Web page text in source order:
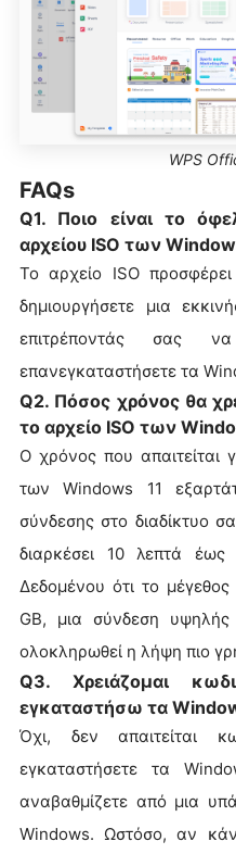
WPS
FAQs
Q1. Ποιο είναι το
αρχείου ISO των
Το αρχείο ISO
δημιουργήσετε μια
επιτρέποντάς σας
επανεγκαταστήσετε τα
Q2. Πόσος χρόνος θα
το αρχείο ISO των
Ο χρόνος που απαιτείται
των Windows 11
σύνδεσης στο διαδίκτυο
διαρκέσει 10 λεπτά
Δεδομένου ότι το
GB, μια σύνδεση
ολοκληρωθεί η λήψη πιο
Q3. Χρειάζομαι
εγκαταστήσω τα
Όχι, δεν απαιτείται
εγκαταστήσετε τα
αναβαθμίζετε από μια
Windows. Ωστόσο, αν